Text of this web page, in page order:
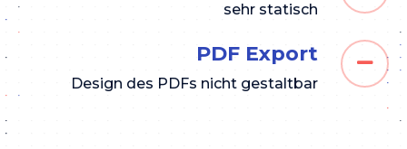
sehr statisch
PDF Export
Design des PDFs nicht gestaltbar